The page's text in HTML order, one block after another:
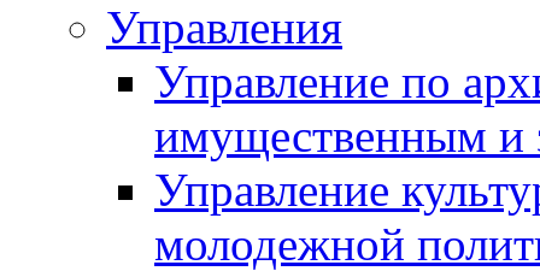
Управления
Управление по
имущественным и
Управление
молодежной